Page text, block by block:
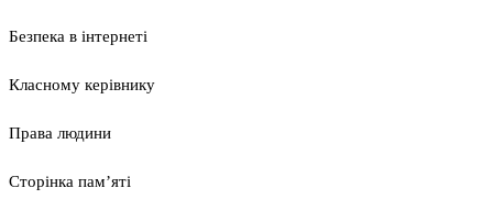
Безпека в інтернеті
Класному керівнику
Права людини
Сторінка пам’яті